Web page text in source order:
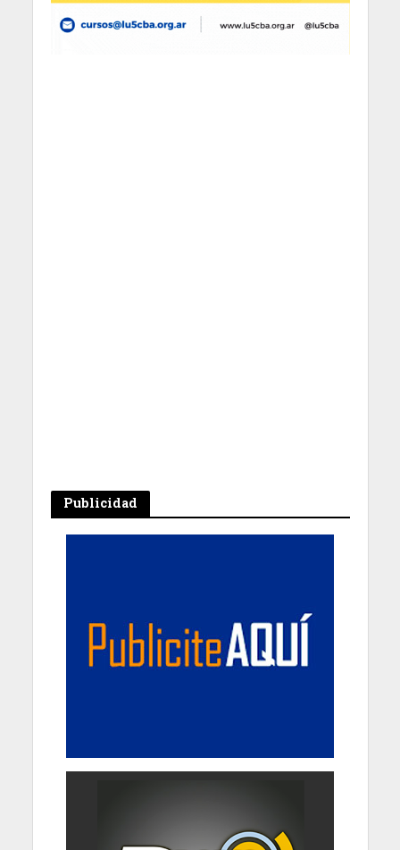
Publicidad